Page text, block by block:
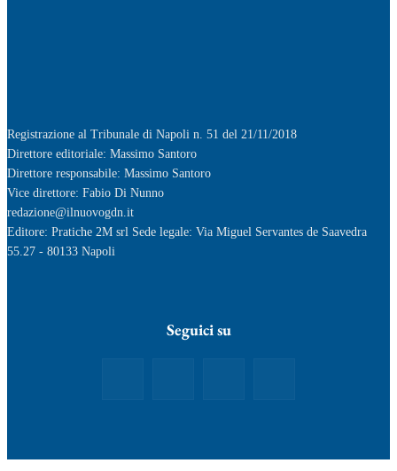
Registrazione al Tribunale di Napoli n. 51 del 21/11/2018
Direttore editoriale: Massimo Santoro
Direttore responsabile: Massimo Santoro
Vice direttore: Fabio Di Nunno
redazione@ilnuovogdn.it
Editore: Pratiche 2M srl Sede legale: Via Miguel Servantes de Saavedra
55.27 - 80133 Napoli
Seguici su